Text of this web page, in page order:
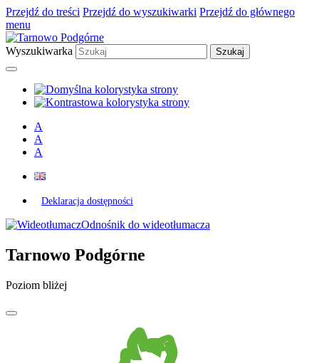
Przejdź do treści Przejdź do wyszukiwarki Przejdź do głównego
menu
Wyszukiwarka
A
A
A
Deklaracja dostępności
Odnośnik do wideotłumacza
Tarnowo Podgórne
Poziom bliżej